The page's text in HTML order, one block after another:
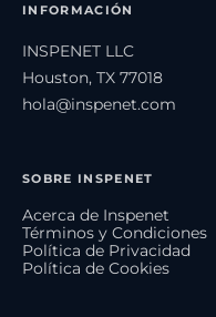
INFORMACIÓN
INSPENET LLC
Houston, TX 77018
hola@inspenet.com
SOBRE INSPENET
Acerca de Inspenet
Términos y Condiciones
Política de Privacidad
Política de Cookies